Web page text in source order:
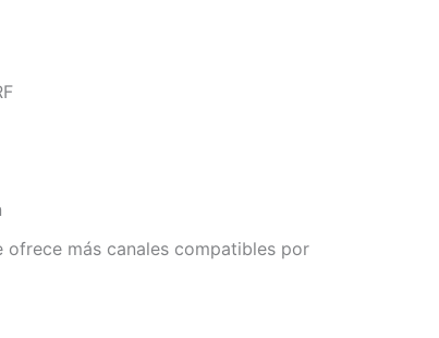
más canales compatibles por